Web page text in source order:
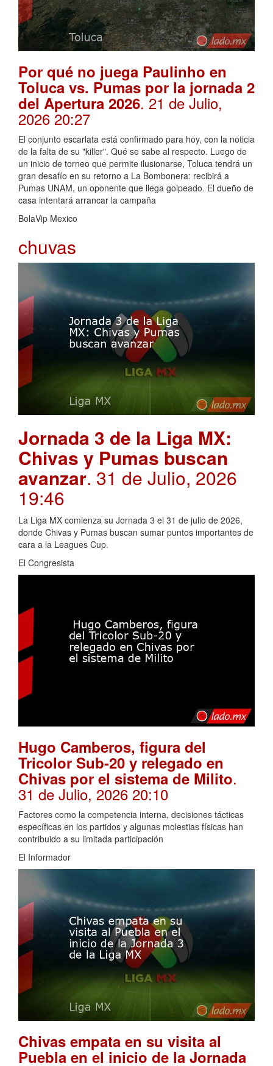
Por qué no juega Paulinho en
Toluca vs. Pumas por la jornada 2
del Apertura 2026. 21 de Julio,
2026 20:27
El conjunto escarlata está confirmado para hoy, con la noticia
de la falta de su "killer". Qué se sabe al respecto. Luego de
un inicio de torneo que permite ilusionarse, Toluca tendrá un
gran desafío en su retorno a La Bombonera: recibirá a
Pumas UNAM, un oponente que llega golpeado. El dueño de
casa intentará arrancar la campaña
BolaVip Mexico
chuvas
Jornada 3 de la Liga MX:
Chivas y Pumas buscan
avanzar. 31 de Julio, 2026
19:46
La Liga MX comienza su Jornada 3 el 31 de julio de 2026,
donde Chivas y Pumas buscan sumar puntos importantes de
cara a la Leagues Cup.
El Congresista
Hugo Camberos, figura del
Tricolor Sub-20 y relegado en
Chivas por el sistema de Milito.
31 de Julio, 2026 20:10
Factores como la competencia interna, decisiones tácticas
específicas en los partidos y algunas molestias físicas han
contribuido a su limitada participación
El Informador
Chivas empata en su visita al
Puebla en el inicio de la Jornada